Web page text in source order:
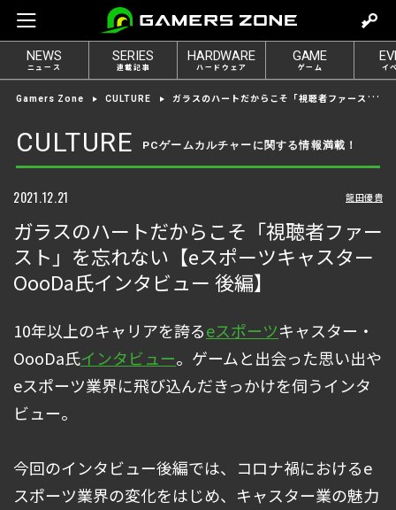
e
t
l
o
g
n
NEWS
ニュース
SERIES
連載記事
HARDWARE
ハードウェア
GAME
ゲーム イ
Gamers Zone CULTURE ガラスのハートだからこそ「視聴者ファースト」を忘れない【eスポーツキャスター OooDa氏インタビュー 後編】
CULTURE PCゲームカルチャーに関する情報満載！
2021.12.21 龍田優貴
ガラスのハートだからこそ「視聴者ファー
スト」を忘れない【eスポーツキャスター
OooDa氏インタビュー 後編】
10年以上のキャリアを誇るeスポーツキャスター・
OooDa氏インタビュー。ゲームと出会った思い出や
eスポーツ業界に飛び込んだきっかけを伺うインタ
ビュー。
今回のインタビュー後編では、コロナ禍におけるe
スポーツ業界の変化をはじめ、キャスター業の魅力